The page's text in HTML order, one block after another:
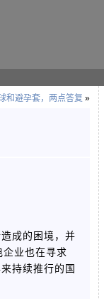
和避孕套，两点答复 »
成的困境，并
业也在寻求
持续推行的国